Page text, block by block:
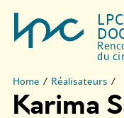
du
Home / Réalisateurs /
Karima